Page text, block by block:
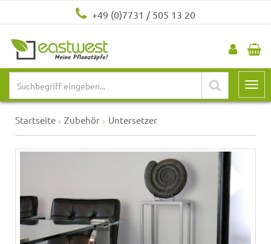
+49 (0)7731 / 505 13 20
Startseite Zubehör Untersetzer